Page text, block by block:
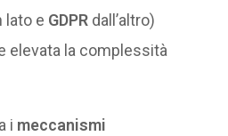
lato e GDPR dall’altro)
elevata la complessità
i meccanismi